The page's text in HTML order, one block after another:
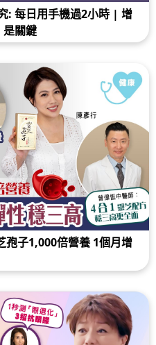
: 每日用手機過2小時 | 增
是關鍵
孢子1,000倍營養 1個月增